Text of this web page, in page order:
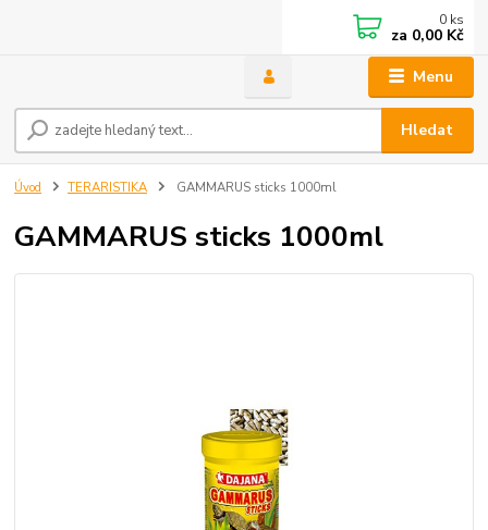
Menu
Hledat
0 ks
za 0,00 Kč
Úvod TERARISTIKA GAMMARUS sticks 1000ml
GAMMARUS sticks 1000ml